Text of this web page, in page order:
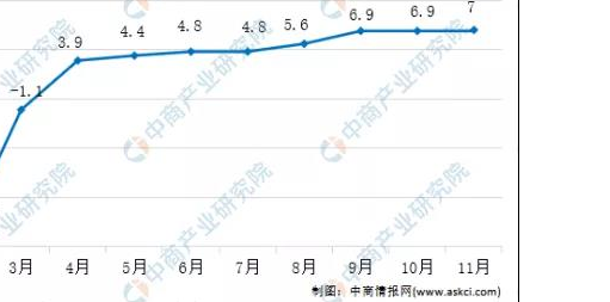
在5%左右，冲击电流控制在9%左右。